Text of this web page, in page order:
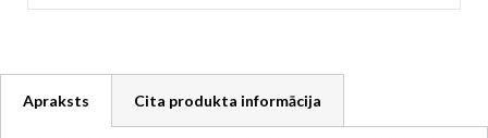
Apraksts Cita produkta informācija